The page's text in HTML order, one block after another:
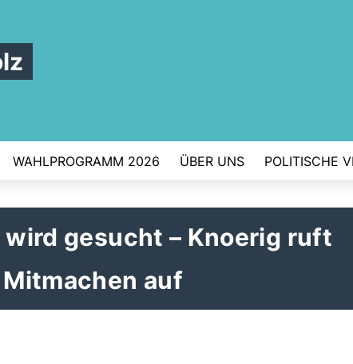
WAHLPROGRAMM 2026 ÜBER UNS POLITISCHE
gesucht – Knoerig ruft
auf